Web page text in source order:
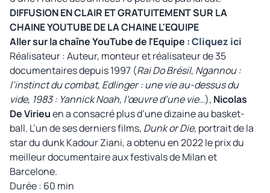
DIFFUSION EN CLAIR ET GRATUITEMENT SUR LA
CHAINE YOUTUBE DE LA CHAINE L'EQUIPE
Aller sur la chaîne YouTube de l'Equipe :Cliquez ici
Réalisateur : Auteur, monteur et réalisateur de 35
documentaires depuis 1997 (Rai Do Brésil, Ngannou :
l’instinct du combat, Edlinger : une vie au-dessus du
vide, 1983 : Yannick Noah, l’œuvre d’une vie…), Nicolas
De Virieuen a consacré plus d’une dizaine au basket-
ball. L’un de ses derniers films, Dunk or Die, portrait de la
star du dunk Kadour Ziani, a obtenu en 2022 le prix du
meilleur documentaire aux festivals de Milan et
Barcelone.
Durée : 60 min